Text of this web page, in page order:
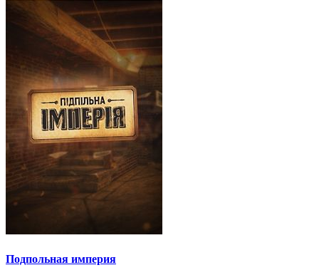
Подпольная империя